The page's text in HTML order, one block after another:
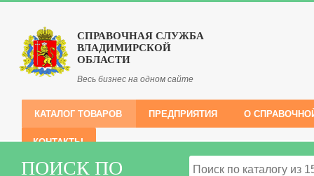
СПРАВОЧНАЯ СЛУЖБА
ВЛАДИМИРСКОЙ
ОБЛАСТИ
Весь бизнес на одном сайте
КАТАЛОГ ТОВАРОВ ПРЕДПРИЯТИЯ О
КОНТАКТЫ
ПОИСК ПО